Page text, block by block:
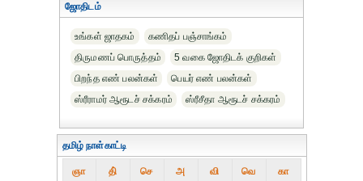
ஜோதிடம்
உங்கள் ஜாதகம்
கணிதப் பஞ்சாங்கம்
திருமணப் பொருத்தம்
5 வகை ஜோதிடக் குறிகள்
பிறந்த எண் பலன்கள்
பெயர் எண் பலன்கள்
ஸ்ரீராமர் ஆரூடச் சக்கரம்
ஸ்ரீசீதா ஆரூடச் சக்கரம்
தமிழ் நாள்காட்டி
ஞா தி் செ அ வி வெ கா